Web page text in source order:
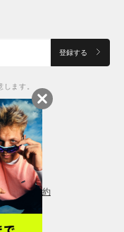
登録する
します。
会員規約